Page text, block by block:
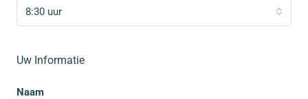
8:30 uur
Uw Informatie
Naam